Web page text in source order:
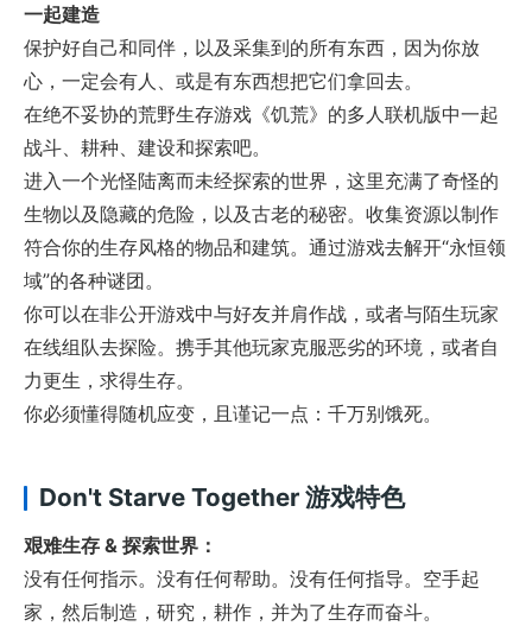
一起建造
保护好自己和同伴，以及采集到的所有东西，因为你放
心，一定会有人、或是有东西想把它们拿回去。
在绝不妥协的荒野生存游戏《饥荒》的多人联机版中一起
战斗、耕种、建设和探索吧。
进入一个光怪陆离而未经探索的世界，这里充满了奇怪的
生物以及隐藏的危险，以及古老的秘密。收集资源以制作
符合你的生存风格的物品和建筑。通过游戏去解开“永恒领
域”的各种谜团。
你可以在非公开游戏中与好友并肩作战，或者与陌生玩家
在线组队去探险。携手其他玩家克服恶劣的环境，或者自
力更生，求得生存。
你必须懂得随机应变，且谨记一点：千万别饿死。
Don't Starve Together 游戏特色
艰难生存 & 探索世界：
没有任何指示。没有任何帮助。没有任何指导。空手起
家，然后制造，研究，耕作，并为了生存而奋斗。